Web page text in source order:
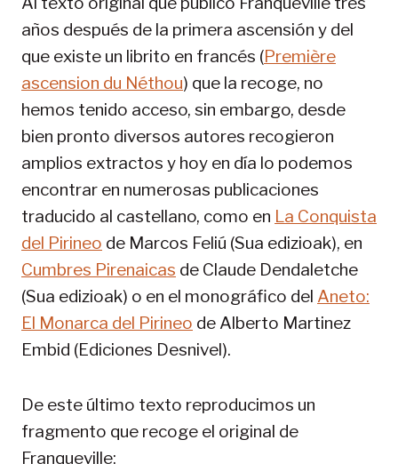
años después de la primera ascensión y del
que existe un librito en francés (Première
ascension du Néthou) que la recoge, no
hemos tenido acceso, sin embargo, desde
bien pronto diversos autores recogieron
amplios extractos y hoy en día lo podemos
encontrar en numerosas publicaciones
traducido al castellano, como en La Conquista
del Pirineo de Marcos Feliú (Sua edizioak), en
Cumbres Pirenaicas de Claude Dendaletche
(Sua edizioak) o en el monográfico del Aneto:
El Monarca del Pirineo de Alberto Martinez
Embid (Ediciones Desnivel).
De este último texto reproducimos un
fragmento que recoge el original de
Franqueville: